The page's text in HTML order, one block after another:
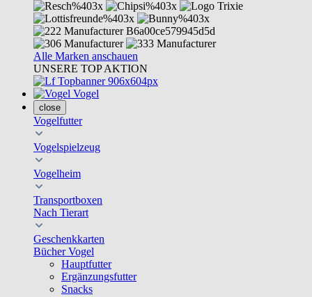
Alle Marken anschauen
UNSERE TOP AKTION
Vogel
close
Vogelfutter
Vogelspielzeug
Vogelheim
Transportboxen
Nach Tierart
Geschenkkarten
Bücher Vogel
Hauptfutter
Ergänzungsfutter
Snacks